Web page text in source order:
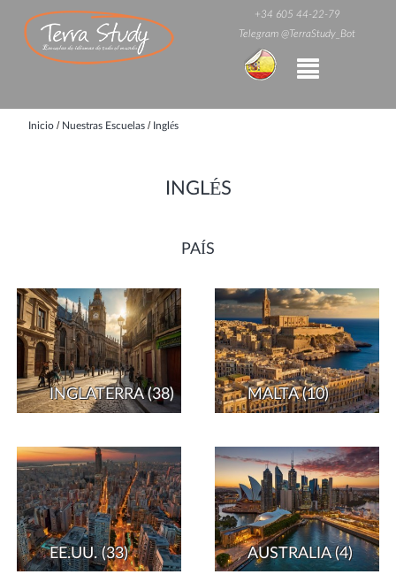
+34 605 44-22-79
Telegram @TerraStudy_Bot
Inicio / Nuestras Escuelas / Inglés
INGLÉS
PAÍS
INGLATERRA (38) MALTA (10)
EE.UU. (33) AUSTRALIA (4)